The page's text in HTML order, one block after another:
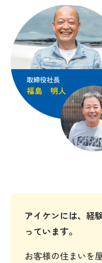
アイケンには、経
っています。
お客様の住まいを